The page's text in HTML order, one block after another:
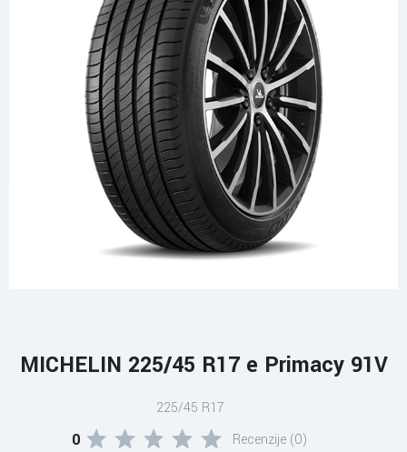
MICHELIN 225/45 R17 e Primacy 91V
225/45 R17
0 Recenzije (0)